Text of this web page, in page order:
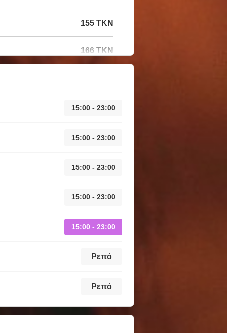
155 TKN
166 TKN
15:00 - 23:00
15:00 - 23:00
15:00 - 23:00
15:00 - 23:00
15:00 - 23:00
Ρεπό
Ρεπό